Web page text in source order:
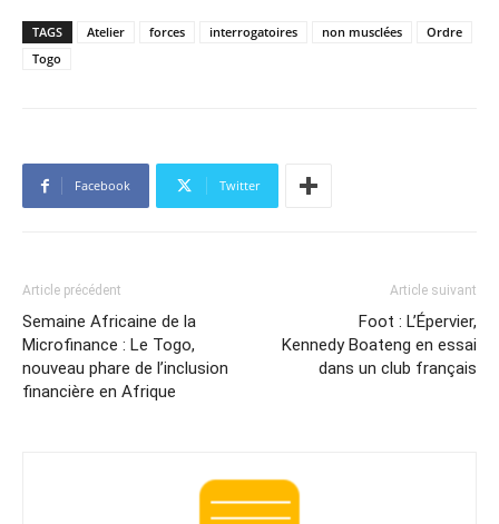
TAGS Atelier forces interrogatoires non musclées
Ordre
Togo
Facebook Twitter
Article précédent
Semaine Africaine de la
Microfinance : Le Togo,
nouveau phare de l’inclusion
financière en Afrique
Article suivant
Foot : L’Épervier,
Kennedy Boateng en essai
dans un club français